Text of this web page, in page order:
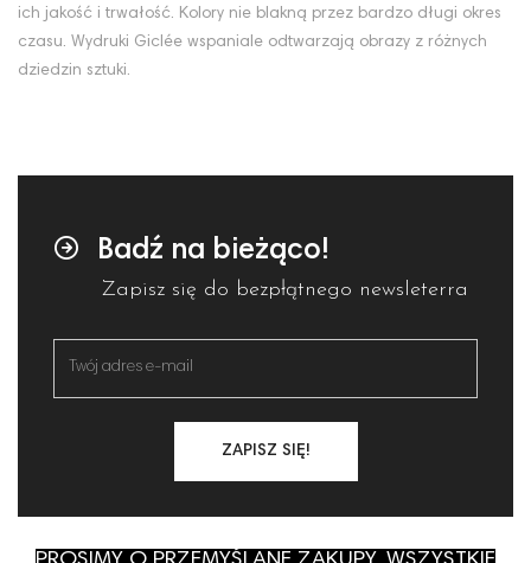
ich jakość i trwałość. Kolory nie blakną przez bardzo długi okres
czasu. Wydruki Giclée wspaniale odtwarzają obrazy z różnych
dziedzin sztuki.
Badź na bieżąco!
Zapisz się do bezpłątnego newsleterra
ZAPISZ SIĘ!